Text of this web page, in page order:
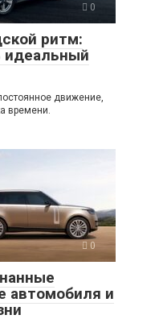
0
ритм:
движение,
времени.
0
автомобиля и